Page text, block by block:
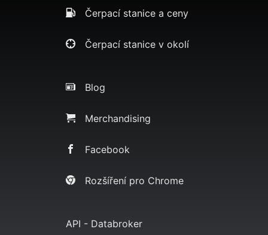
Čerpací stanice a ceny
Čerpací stanice v okolí
Blog
Merchandising
Facebook
Rozšíření pro Chrome
API - Databroker